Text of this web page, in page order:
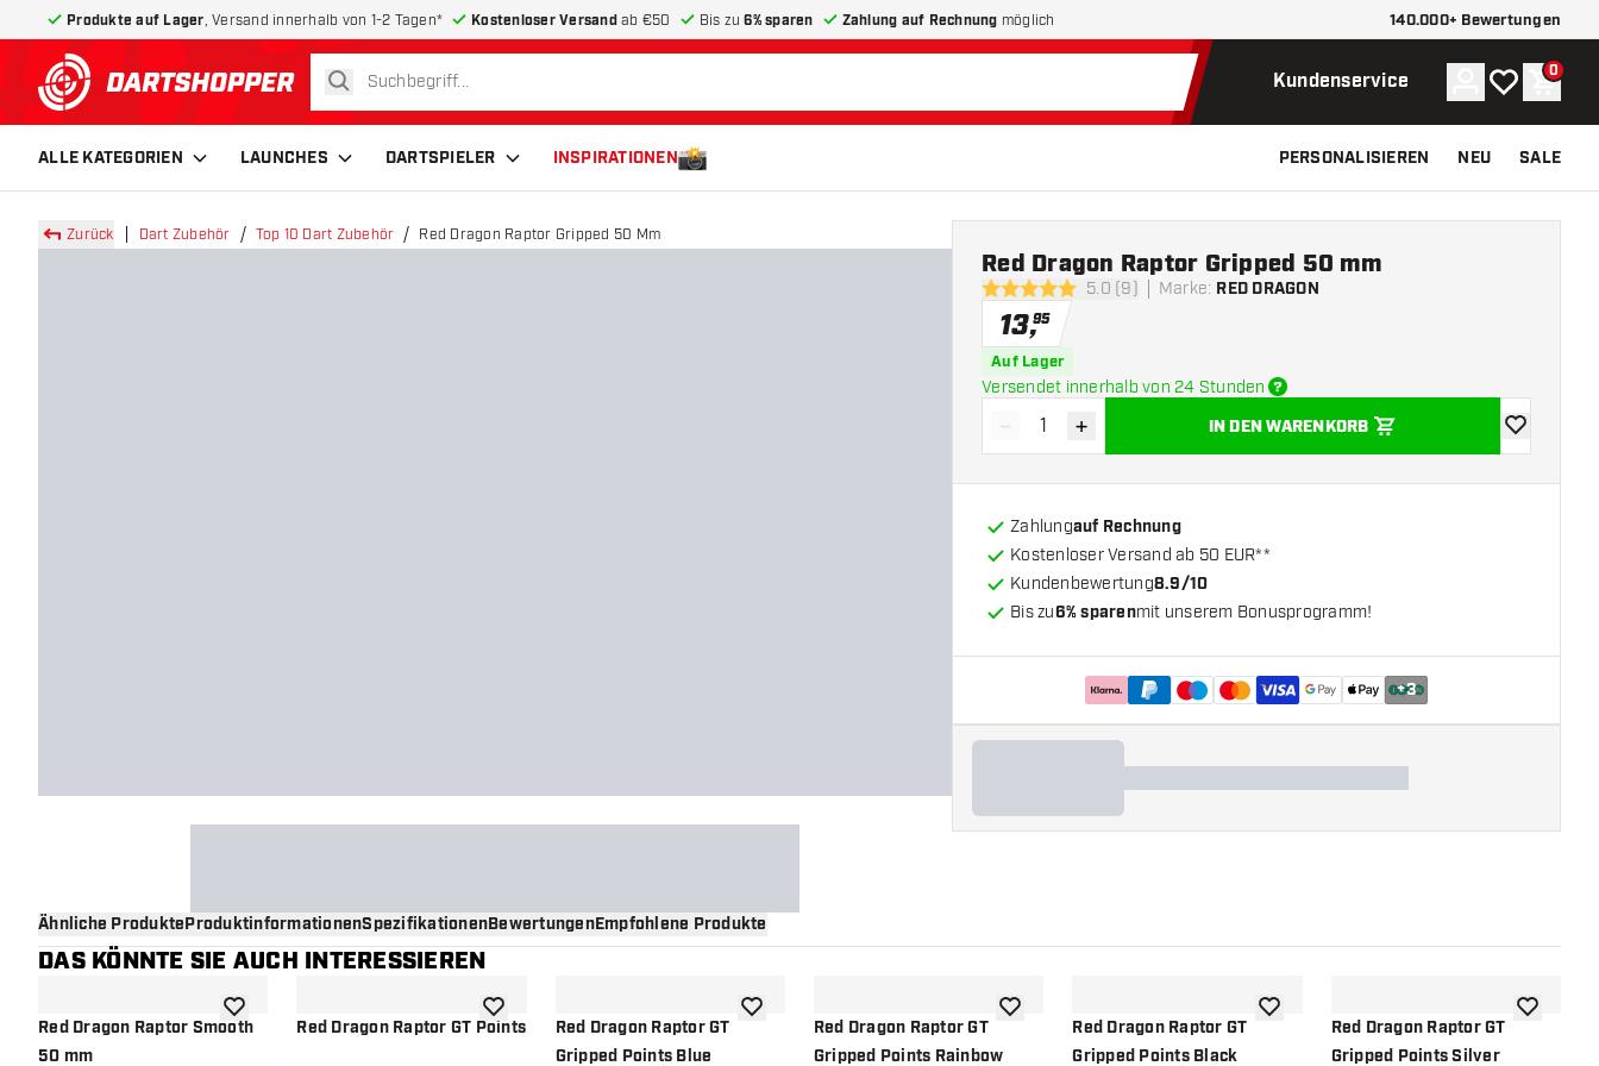
Produkte auf Lager , Versand innerhalb von 1-2 Tagen* Kostenloser Versandab €50 Bis zu6% sparen Zahlung auf Rechnung möglich 140.000+ Bewertungen
zurück zur Startseite
suchen Kundenservice Konto
Meine 0
ALLE KATEGORIEN LAUNCHES DARTSPIELER INSPIRATIONEN PERSONALISIEREN NEU SALE
Zurück Dart Zubehör Top 10 Dart Zubehör Red Dragon Raptor Gripped 50 Mm
5 Bewertungssterne
5.0 (9) Marke: RED DRAGON
Red Dragon Raptor Gripped 50 mm
13,95
Auf Lager
Versendet innerhalb von 24 Stunden
Menge verringern
- Menge erhöhen
+ IN DEN WARENKORB
Zur
Zahlungauf Rechnung
Kostenloser Versand ab 50 EUR**
Kundenbewertung8.9/10
Bis zu6% sparenmit unserem Bonusprogramm!
+3
Ähnliche ProdukteProduktinformationenSpezifikationenBewertungenEmpfohlene Produkte
DAS KÖNNTE SIE AUCH INTERESSIEREN
Red Dragon Raptor Smooth
50 mm
Zur Wunschliste hinzufügen
Red Dragon Raptor GT PointsZur Wunschliste hinzufügen
Red Dragon Raptor GT
Gripped Points Blue
Zur Wunschliste hinzufügen
Red Dragon Raptor GT
Gripped Points Rainbow
Zur Wunschliste hinzufügen
Red Dragon Raptor GT
Gripped Points Black
Zur Wunschliste hinzufügen
Red Dragon Raptor GT
Gripped Points Silver
Zur